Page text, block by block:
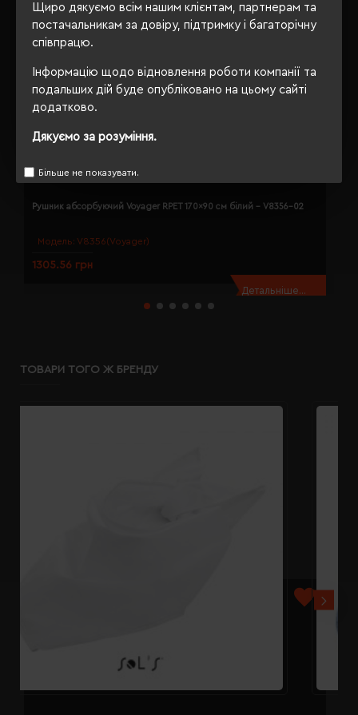
Щиро дякуємо всім нашим клієнтам, партнерам та
постачальникам за довіру, підтримку і багаторічну
співпрацю.
Інформацію щодо відновлення роботи компанії та
подальших дій буде опубліковано на цьому сайті
додатково.
Дякуємо за розуміння.
Більше не показувати.
Модель: V8356(Voyager)
Рушник абсорбуючий Voyager RPET 170x90 см білий - V8356-02
1305.56 грн
Детальніше...
ТОВАРИ ТОГО Ж БРЕНДУ